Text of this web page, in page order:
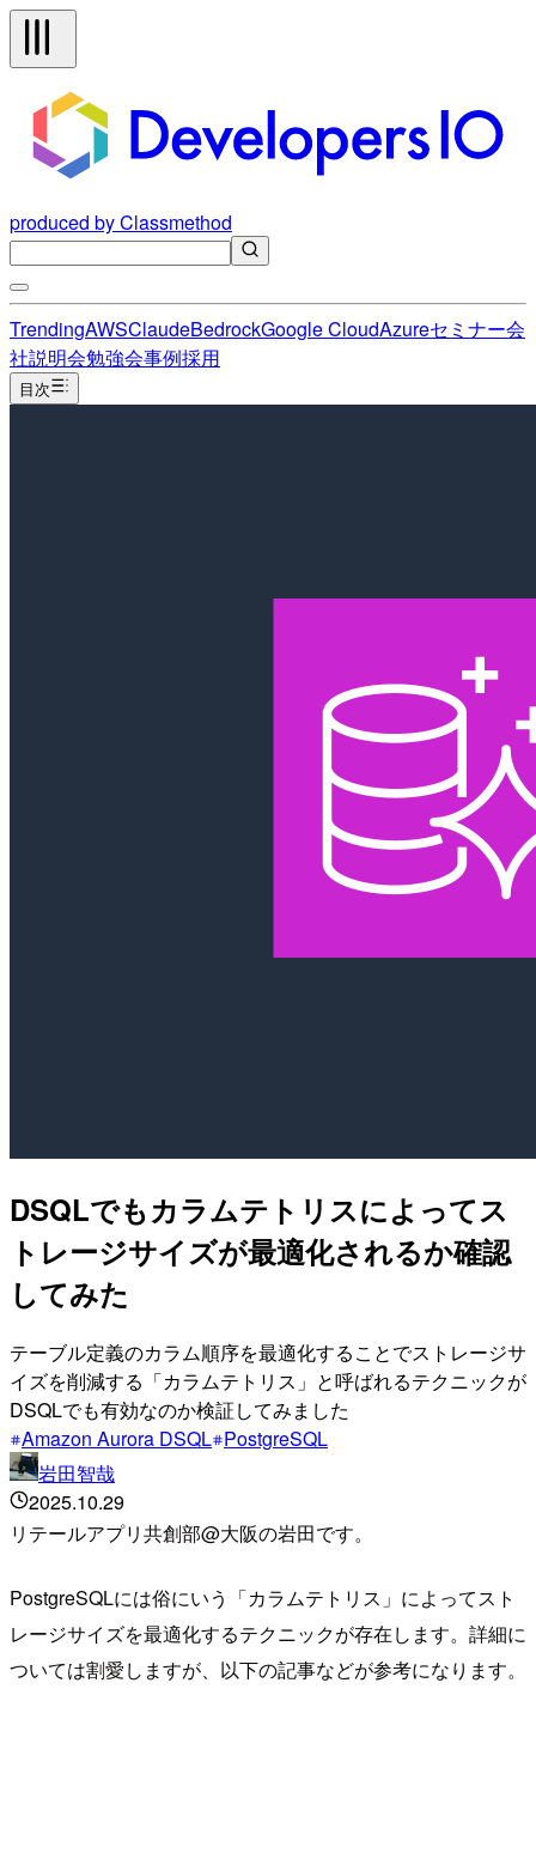
produced by Classmethod
TrendingAWSClaudeBedrockGoogle CloudAzureセミナー会
社説明会勉強会事例採用
目次
DSQLでもカラムテトリスによってス
トレージサイズが最適化されるか確認
してみた
テーブル定義のカラム順序を最適化することでストレージサ
イズを削減する「カラムテトリス」と呼ばれるテクニックが
DSQLでも有効なのか検証してみました
Amazon Aurora DSQL PostgreSQL
岩田智哉
2025.10.29
リテールアプリ共創部@大阪の岩田です。
PostgreSQLには俗にいう「カラムテトリス」によってスト
レージサイズを最適化するテクニックが存在します。詳細に
ついては割愛しますが、以下の記事などが参考になります。